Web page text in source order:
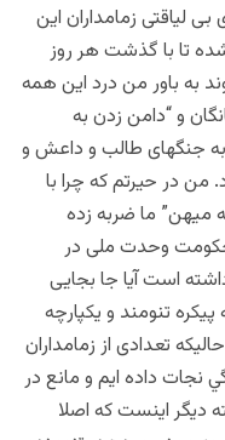
لیاقتی زمامداران این
تا با گذشت هر روز
به باور من درد این همه
و “دامن زدن به
جنگهای طالب و داعش و
در حیرتم که چرا با
میهن” ما ضربه زده
حکومت وحدت ملی در
است آیا جا بجایی
تنومند و يکپارچه
تعدادی از زمامداران
نجات داده ایم و مانع در
ديگر اينست که اصلا